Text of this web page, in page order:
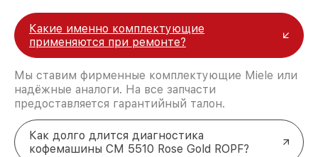
Какие именно комплектующие
применяются при ремонте?
Мы ставим фирменные комплектующие Miele или
надёжные аналоги. На все запчасти
предоставляется гарантийный талон.
Как долго длится диагностика
кофемашины CM 5510 Rose Gold ROPF?